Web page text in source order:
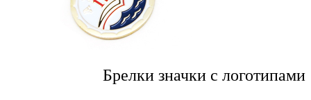
Брелки значки с логотипами